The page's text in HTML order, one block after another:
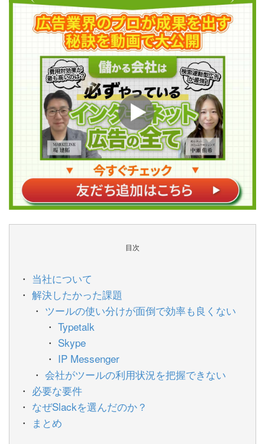
目次
当社について
解決したかった課題
ツールの使い分けが面倒で効率も良くない
Typetalk
Skype
IP Messenger
会社がツールの利用状況を把握できない
必要な要件
なぜSlackを選んだのか？
まとめ